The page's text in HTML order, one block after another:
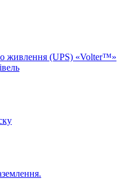
живлення (UPS) «Volter™»